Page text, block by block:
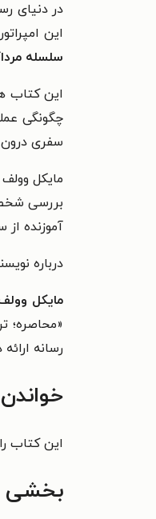
در دنیای
این
سلسله
این کتاب
چگونگی
سفری درون
مایکل وولف
بررسی
آموزنده
درباره
مایکل
«محاصره؛
رسانه
این کتاب
بخشی